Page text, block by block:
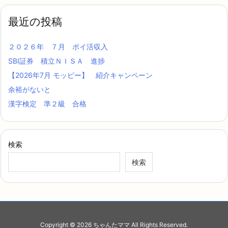
最近の投稿
２０２６年 ７月 ポイ活収入
SBI証券 積立ＮＩＳＡ 進捗
【2026年7月 モッピー】 紹介キャンペーン
余裕がないと
漢字検定 準２級 合格
検索
検索
Copyright © 2026 ちゃんたママ All Rights Reserved.